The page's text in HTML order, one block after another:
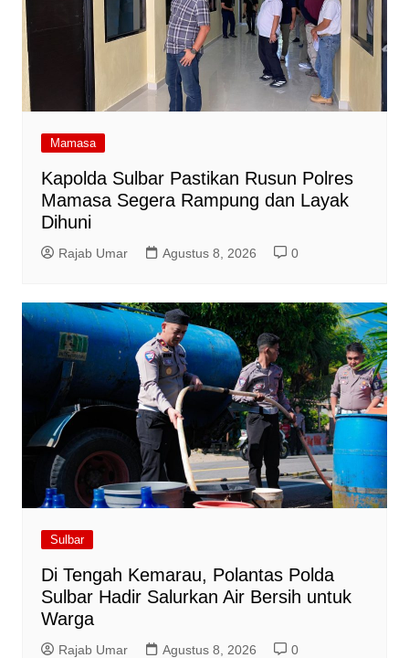
Mamasa
Kapolda Sulbar Pastikan Rusun Polres
Mamasa Segera Rampung dan Layak
Dihuni
Rajab Umar Agustus 8, 2026 0
Sulbar
Di Tengah Kemarau, Polantas Polda
Sulbar Hadir Salurkan Air Bersih untuk
Warga
Rajab Umar Agustus 8, 2026 0